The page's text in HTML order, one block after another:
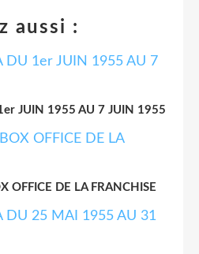
aussi :
JUIN 1955 AU 7 JUIN 1955
OFFICE DE LA FRANCHISE